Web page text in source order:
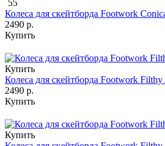
55
Колеса для скейтборда Footwork
2490 р.
Купить
Купить
Колеса для скейтборда Footwork
2490 р.
Купить
Купить